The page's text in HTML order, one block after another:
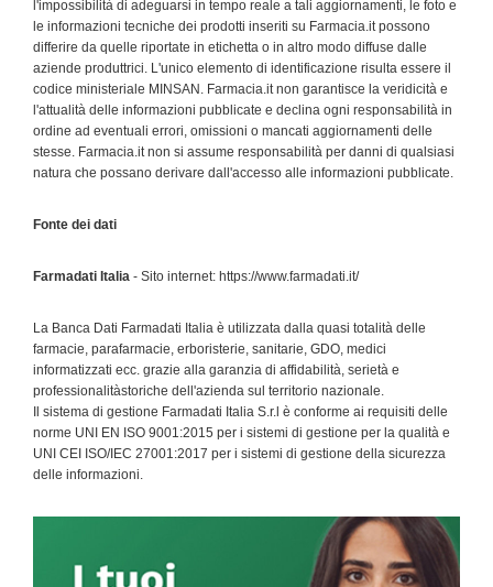
l'impossibilità di adeguarsi in tempo reale a tali aggiornamenti, le foto e
le informazioni tecniche dei prodotti inseriti su Farmacia.it possono
differire da quelle riportate in etichetta o in altro modo diffuse dalle
aziende produttrici. L'unico elemento di identificazione risulta essere il
codice ministeriale MINSAN. Farmacia.it non garantisce la veridicità e
l'attualità delle informazioni pubblicate e declina ogni responsabilità in
ordine ad eventuali errori, omissioni o mancati aggiornamenti delle
stesse. Farmacia.it non si assume responsabilità per danni di qualsiasi
natura che possano derivare dall'accesso alle informazioni pubblicate.
Fonte dei dati
Farmadati Italia - Sito internet: https://www.farmadati.it/
La Banca Dati Farmadati Italia è utilizzata dalla quasi totalità delle
farmacie, parafarmacie, erboristerie, sanitarie, GDO, medici
informatizzati ecc. grazie alla garanzia di affidabilità, serietà e
professionalitàstoriche dell'azienda sul territorio nazionale.
Il sistema di gestione Farmadati Italia S.r.l è conforme ai requisiti delle
norme UNI EN ISO 9001:2015 per i sistemi di gestione per la qualità e
UNI CEI ISO/IEC 27001:2017 per i sistemi di gestione della sicurezza
delle informazioni.
Sidebar